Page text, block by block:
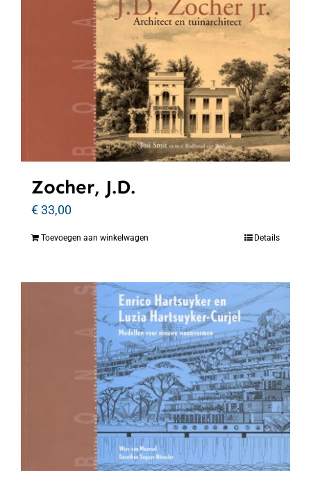
Zocher, J.D.
€33,00
Toevoegen aan winkelwagen Details